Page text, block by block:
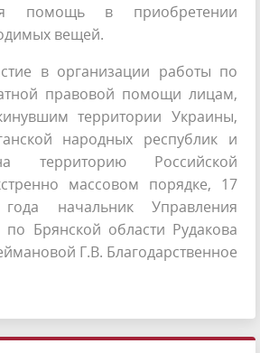
помощь в приобретении
вещей.
в организации работы по
правовой помощи лицам,
территории Украины,
народных республик и
территорию Российской
массовом порядке, 17
начальник Управления
Брянской области Рудакова
Г.В. Благодарственное